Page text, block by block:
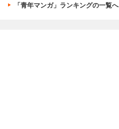
「青年マンガ」ランキングの一覧へ